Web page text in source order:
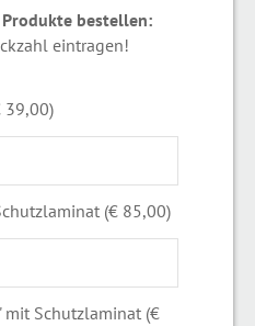
bestellen:
eintragen!
39,00)
(€ 85,00)
mit Schutzlaminat (€